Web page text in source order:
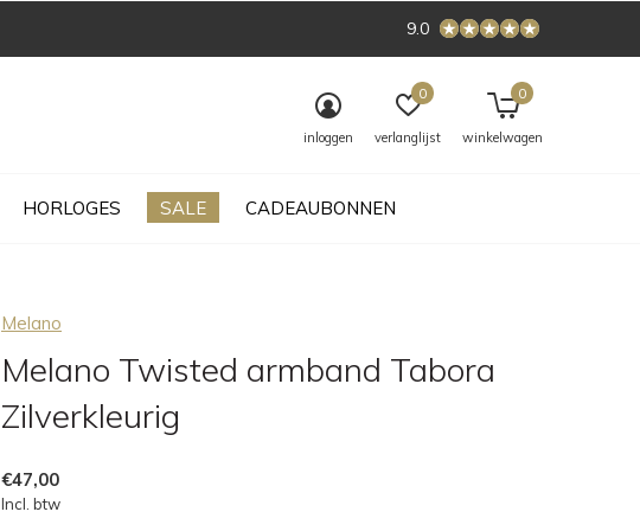
HORLOGES SALE CADEAUBONNEN
inloggen verlanglijst
0
winkelwagen
0
9.0
Melano
Melano Twisted armband Tabora
Zilverkleurig
€47,00
Incl. btw